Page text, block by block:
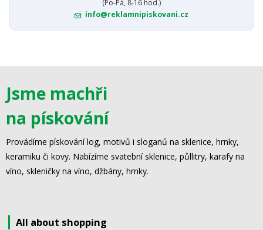
(Po-Pá, 8-16 hod.)
info@reklamnipiskovani.cz
Jsme machři
na pískování
Provádíme pískování log, motivů i sloganů na sklenice, hrnky,
keramiku či kovy. Nabízíme svatební sklenice, půllitry, karafy na
víno, skleničky na víno, džbány, hrnky.
All about shopping